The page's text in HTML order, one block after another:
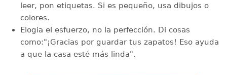
leer, pon etiquetas. Si es pequeño, usa dibujos o
colores.
Elogia el esfuerzo, no la perfección. Di cosas
como:"¡Gracias por guardar tus zapatos! Eso ayuda
a que la casa esté más linda".